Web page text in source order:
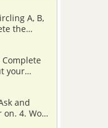
and
4. Work